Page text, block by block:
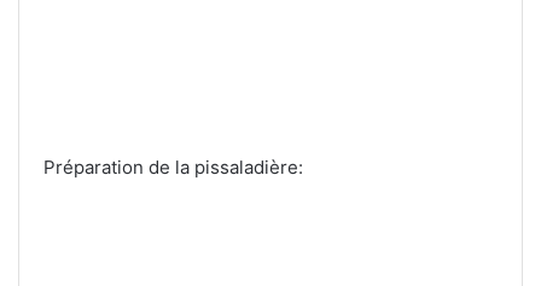
Préparation de la pissaladière: